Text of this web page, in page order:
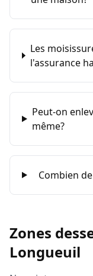
Les
l'assurance
Peut-on
même?
Combien
Zones
Longueuil